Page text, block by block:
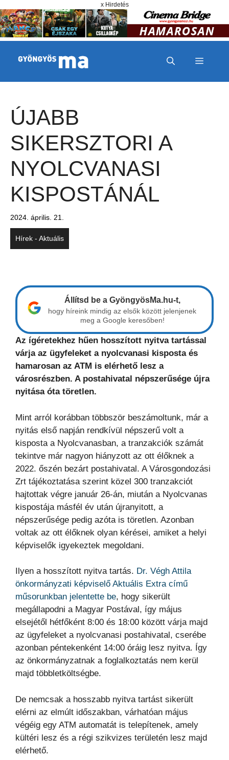
x Hirdetés
MENÜ
ÚJABB
SIKERSZTORI A
NYOLCVANASI
KISPOSTÁNÁL
2024. április. 21.
Hírek - Aktuális
Állítsd be a GyöngyösMa.hu-t,
hogy híreink mindig az elsők között jelenjenek
meg a Google keresőben!
Az ígéretekhez hűen hosszított nyitva tartással
várja az ügyfeleket a nyolcvanasi kisposta és
hamarosan az ATM is elérhető lesz a
városrészben. A postahivatal népszerűsége újra
nyitása óta töretlen.
Mint arról korábban többször beszámoltunk, már a
nyitás első napján rendkívül népszerű volt a
kisposta a Nyolcvanasban, a tranzakciók számát
tekintve már nagyon hiányzott az ott élőknek a
2022. őszén bezárt postahivatal. A Városgondozási
Zrt tájékoztatása szerint közel 300 tranzakciót
hajtottak végre január 26-án, miután a Nyolcvanas
kispostája másfél év után újranyitott, a
népszerűsége pedig azóta is töretlen. Azonban
voltak az ott élőknek olyan kérései, amiket a helyi
képviselők igyekeztek megoldani.
Ilyen a hosszított nyitva tartás. Dr. Végh Attila
önkormányzati képviselő Aktuális Extra című
műsorunkban jelentette be, hogy sikerült
megállapodni a Magyar Postával, így május
elsejétől hétfőként 8:00 és 18:00 között várja majd
az ügyfeleket a nyolcvanasi postahivatal, cserébe
azonban péntekenként 14:00 óráig lesz nyitva. Így
az önkormányzatnak a foglalkoztatás nem kerül
majd többletköltségbe.
De nemcsak a hosszabb nyitva tartást sikerült
elérni az elmúlt időszakban, várhatóan május
végéig egy ATM automatát is telepítenek, amely
kültéri lesz és a régi szikvizes területén lesz majd
elérhető.